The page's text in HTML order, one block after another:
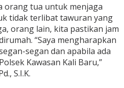
orang tua untuk menjaga
tidak terlibat tawuran yang
orang lain, kita pastikan jam
“Saya mengharapkan
segan dan apabila ada
Kawasan Kali Baru,”
S.I.K.